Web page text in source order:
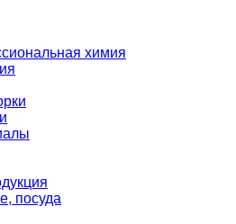
химия
посуда